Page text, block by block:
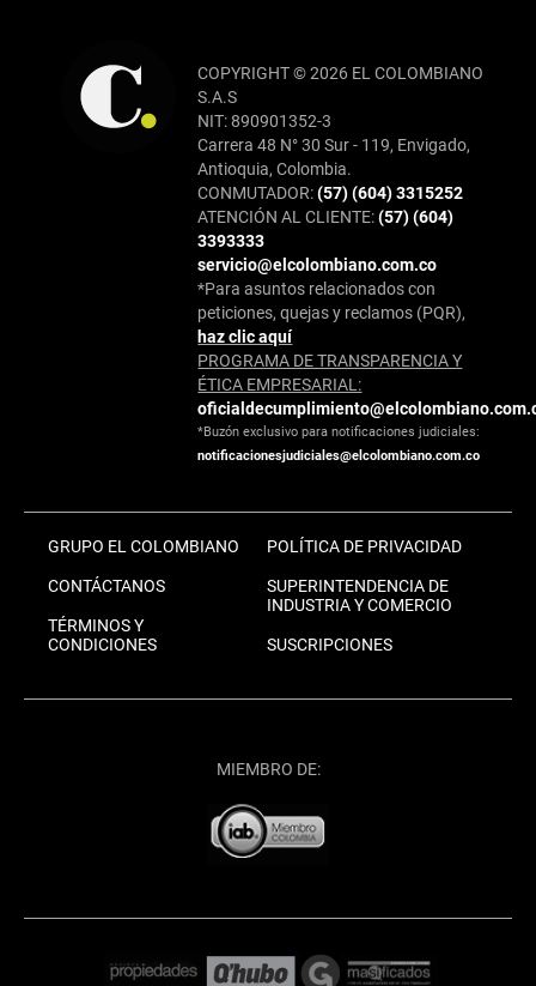
COPYRIGHT © 2026 EL COLOMBIANO
S.A.S
NIT: 890901352-3
Carrera 48 N° 30 Sur - 119, Envigado,
Antioquia, Colombia.
CONMUTADOR:(57) (604) 3315252
ATENCIÓN AL CLIENTE:(57) (604)
3393333
servicio@elcolombiano.com.co
*Para asuntos relacionados con
peticiones, quejas y reclamos (PQR),
haz clic aquí
PROGRAMA DE TRANSPARENCIA Y
ÉTICA EMPRESARIAL:
*Buzón exclusivo para notificaciones judiciales:
notificacionesjudiciales@elcolombiano.com.co
GRUPO EL COLOMBIANO
CONTÁCTANOS
TÉRMINOS Y
CONDICIONES
POLÍTICA DE PRIVACIDAD
SUPERINTENDENCIA DE
INDUSTRIA Y COMERCIO
SUSCRIPCIONES
MIEMBRO DE: